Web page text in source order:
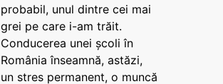
probabil, unul dintre cei mai
grei pe care i-am trăit.
Conducerea unei școli în
România înseamnă, astăzi,
un stres permanent, o muncă